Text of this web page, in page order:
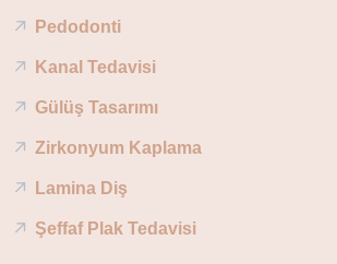
Pedodonti
Kanal Tedavisi
Gülüş Tasarımı
Zirkonyum Kaplama
Lamina Diş
Şeffaf Plak Tedavisi